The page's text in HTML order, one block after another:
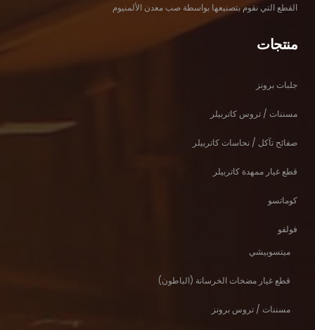
القطع التي نقوم بتصنيعها بواسطة صب معدن الألمنيوم
منتجات
جلبات برونز
مسننات / تروس كاتربيلر
صفائح تآكل / نحاسات كاتربيلر
قطع غيار ممهدة كاتربيلر
كوماتسو
فولفو
ميتسوبيشي
قطع غيار مضخات الخرسانة (الباطون)
مسننات / تروس برونز